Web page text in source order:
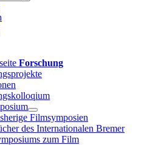
Forschung
Filmsymposien
des Internationalen Bremer
zum Film